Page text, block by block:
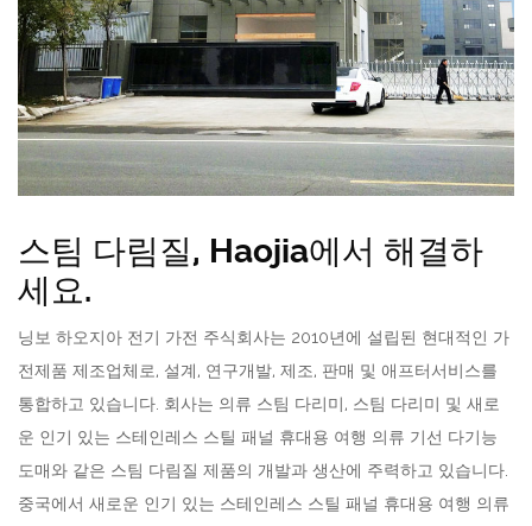
스팀 다림질, Haojia에서 해결하
세요.
닝보 하오지아 전기 가전 주식회사는 2010년에 설립된 현대적인 가
전제품 제조업체로, 설계, 연구개발, 제조, 판매 및 애프터서비스를
통합하고 있습니다. 회사는 의류 스팀 다리미, 스팀 다리미 및 새로
운 인기 있는 스테인레스 스틸 패널 휴대용 여행 의류 기선 다기능
도매와 같은 스팀 다림질 제품의 개발과 생산에 주력하고 있습니다.
중국에서 새로운 인기 있는 스테인레스 스틸 패널 휴대용 여행 의류